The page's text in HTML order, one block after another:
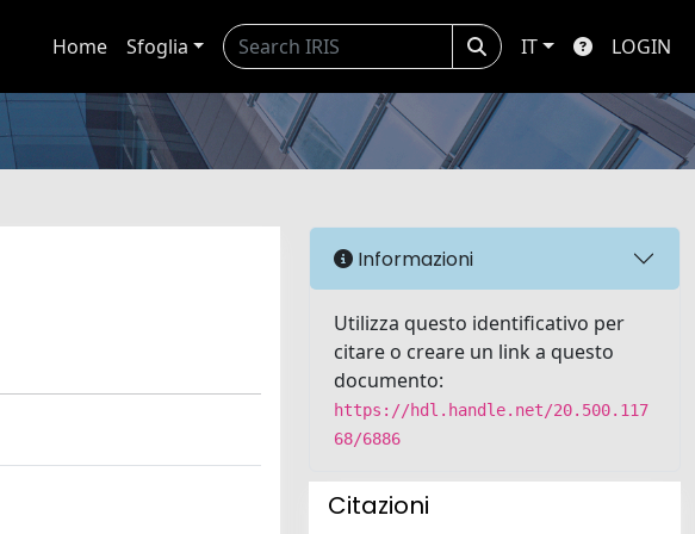
Home Sfoglia IT LOGIN
Informazioni
Utilizza questo identificativo per
citare o creare un link a questo
documento:
https://hdl.handle.net/20.500.117
68/6886
Citazioni